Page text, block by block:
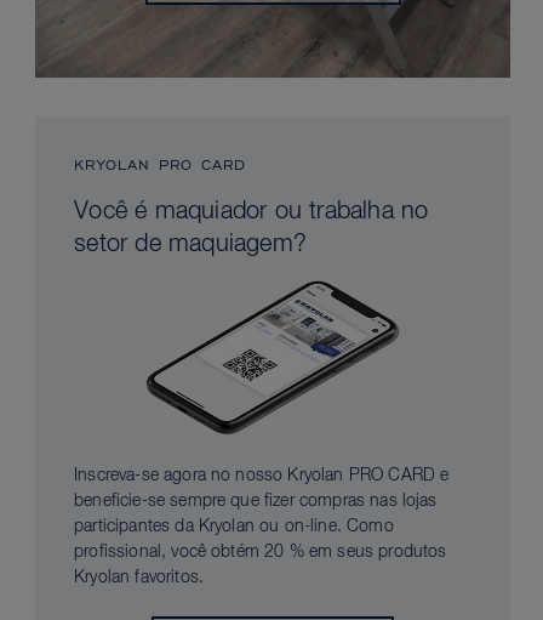
KRYOLAN PRO CARD
Você é maquiador ou trabalha no
setor de maquiagem?
Inscreva-se agora no nosso Kryolan PRO CARD e
beneficie-se sempre que fizer compras nas lojas
participantes da Kryolan ou on-line. Como
profissional, você obtém 20 % em seus produtos
Kryolan favoritos.